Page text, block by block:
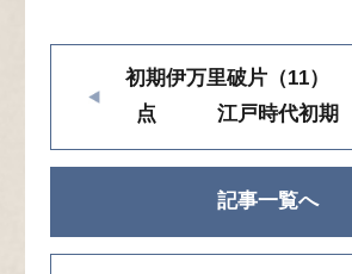
初期伊万里破片（
点 江戸時代
記事一覧へ